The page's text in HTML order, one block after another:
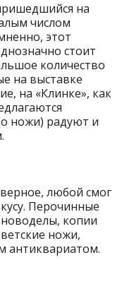
на
числом
этот
стоит
количество
на выставке
на «Клинке», как
ножи) радуют и
любой смог
Перочинные
копии
ножи,
антиквариатом.